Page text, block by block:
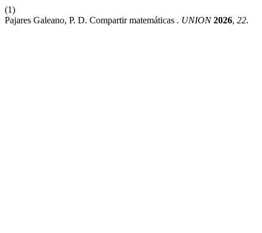
(1)
Pajares Galeano, P. D. Compartir matemáticas . UNION 2026, 22.